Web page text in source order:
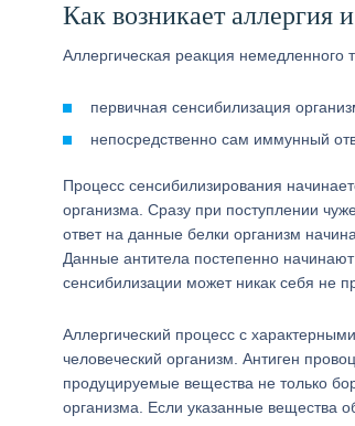
Как возникает аллергия
Аллергическая реакция немедленного
первичная сенсибилизация
непосредственно сам иммунный
Процесс сенсибилизирования
организма. Сразу при поступлении
ответ на данные белки организм
Данные антитела постепенно
сенсибилизации может никак себя не
Аллергический процесс с
человеческий организм. Антиген
продуцируемые вещества не только
организма. Если указанные вещества